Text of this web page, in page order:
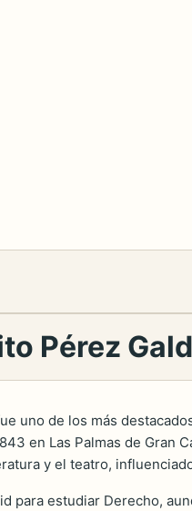
Pérez
uno de los más
en Las Palmas de
y el teatro,
para estudiar Derecho,